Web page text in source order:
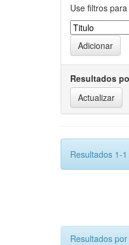
Use filtros
Resultados
Resultados 1-
Resultados